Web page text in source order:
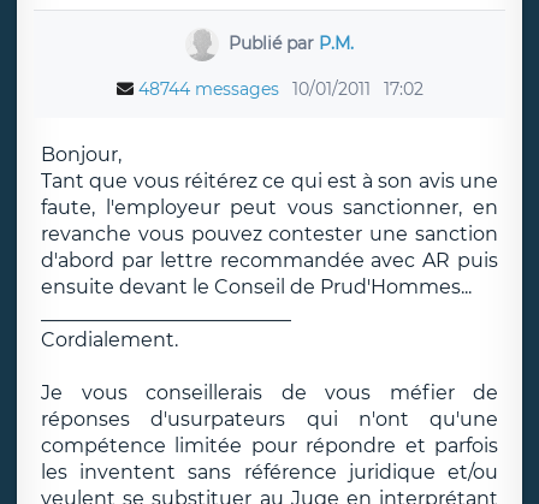
Publié par P.M.
48744 messages 10/01/2011 17:02
Bonjour,
Tant que vous réitérez ce qui est à son avis une
faute, l'employeur peut vous sanctionner, en
revanche vous pouvez contester une sanction
d'abord par lettre recommandée avec AR puis
ensuite devant le Conseil de Prud'Hommes...
Cordialement.
Je vous conseillerais de vous méfier de
réponses d'usurpateurs qui n'ont qu'une
compétence limitée pour répondre et parfois
les inventent sans référence juridique et/ou
veulent se substituer au Juge en interprétant